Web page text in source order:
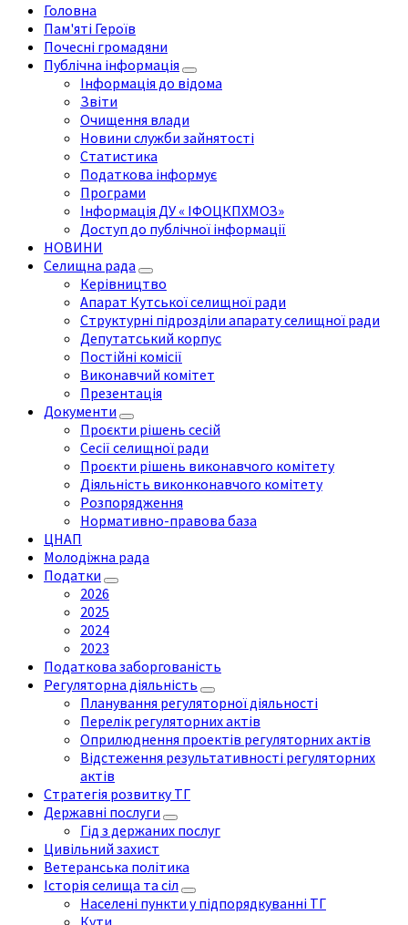
Головна
Пам'яті Героїв
Почесні громадяни
Публічна інформація
Інформація до відома
Звіти
Очищення влади
Новини служби зайнятості
Статистика
Податкова інформує
Програми
Інформація ДУ « ІФОЦКПХМОЗ»
Доступ до публічної інформації
НОВИНИ
Селищна рада
Керівництво
Апарат Кутської селищної ради
Структурні підрозділи апарату селищної ради
Депутатський корпус
Постійні комісії
Виконавчий комітет
Презентація
Документи
Проєкти рішень сесій
Сесії селищної ради
Проєкти рішень виконавчого комітету
Діяльність виконконавчого комітету
Розпорядження
Нормативно-правова база
ЦНАП
Молодіжна рада
Податки
2026
2025
2024
2023
Податкова заборгованість
Регуляторна діяльність
Планування регуляторної діяльності
Перелік регуляторних актів
Оприлюднення проектів регуляторних актів
Відстеження результативності регуляторних
актів
Стратегія розвитку ТГ
Державні послуги
Гід з держаних послуг
Цивільний захист
Ветеранська політика
Історія селища та сіл
Населені пункти у підпорядкуванні ТГ